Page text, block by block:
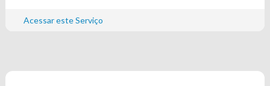
Acessar este Serviço